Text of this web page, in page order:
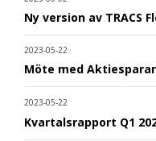
Ny version av TRACS
2023-05-22
Möte med
2023-05-22
Kvartalsrapport Q1